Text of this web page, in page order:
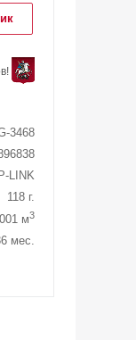
3468
LINK
118 г.
м3
мес.